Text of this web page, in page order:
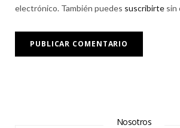
electrónico. También puedes suscribirte sin
Nosotros